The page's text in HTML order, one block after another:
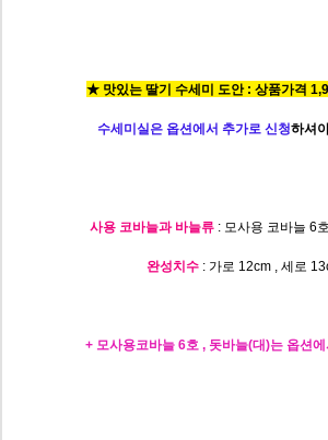
★ 맛있는 딸기 수세미 도안 : 상품가격
수세미실은 옵션에서 추가로 신청하셔
사용 코바늘과 바늘류: 모사용 코바늘 6
완성치수 : 가로 12cm , 세로
+ 모사용코바늘 6호 , 돗바늘(대)는 옵션